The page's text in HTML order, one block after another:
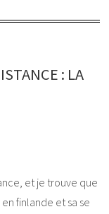
: LA
et je trouve que
finlande et sa se